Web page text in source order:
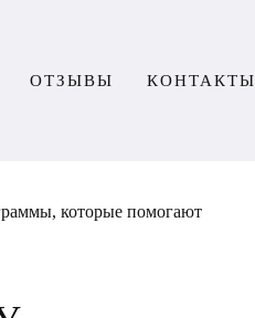
ОТЗЫВЫ КОНТАКТЫ
которые помогают